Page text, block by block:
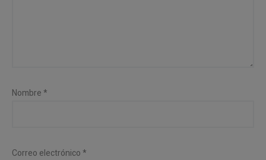
Nombre*
Correo electrónico*